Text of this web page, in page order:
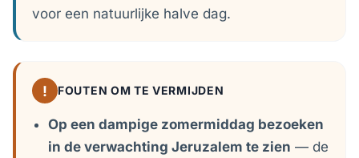
voor een natuurlijke halve dag.
! FOUTEN OM TE VERMIJDEN
Op een dampige zomermiddag bezoeken
in de verwachting Jeruzalem te zien — de